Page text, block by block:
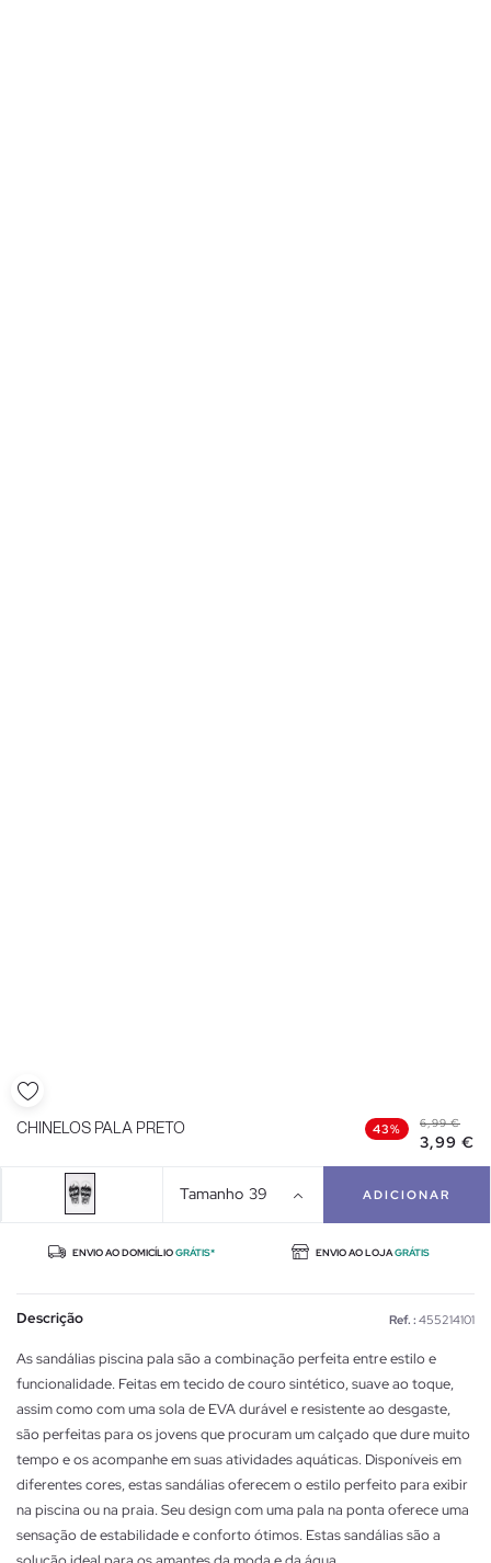
CHINELOS PALA PRETO 43% 6,99 €
3,99 €
Tamanho 39 ADICIONAR
ENVIO AO DOMICÍLIOGRÁTIS* ENVIO AO LOJAGRÁTIS
Descrição Ref. : 455214101
As sandálias piscina pala são a combinação perfeita entre estilo e
funcionalidade. Feitas em tecido de couro sintético, suave ao toque,
assim como com uma sola de EVA durável e resistente ao desgaste,
são perfeitas para os jovens que procuram um calçado que dure muito
tempo e os acompanhe em suas atividades aquáticas. Disponíveis em
diferentes cores, estas sandálias oferecem o estilo perfeito para exibir
na piscina ou na praia. Seu design com uma pala na ponta oferece uma
sensação de estabilidade e conforto ótimos. Estas sandálias são a